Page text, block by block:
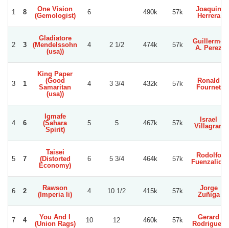
1 8
One Vision
(Gemologist)
6 490k 57k
Joaquin
Herrera
2 3
Gladiatore
(Mendelssohn
(usa))
4 2 1/2 474k 57k
Guillermo
A. Perez
3 1
King Paper
(Good
Samaritan
(usa))
4 3 3/4 432k 57k
Ronald
Fournet
4 6
Igmafe
(Sahara
Spirit)
5 5 467k 57k
Israel
Villagran
5 7
Taisei
(Distorted
Economy)
6 5 3/4 464k 57k
Rodolfo
Fuenzalida
6 2
Rawson
(Imperia Ii)
4 10 1/2 415k 57k
Jorge
Zuñiga
7 4
You And I
(Union Rags)
10 12 460k 57k
Gerard
Rodriguez